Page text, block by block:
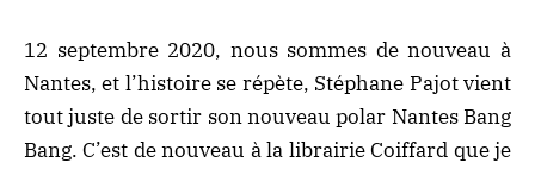
12 septembre 2020, nous sommes de nouveau à
Nantes, et l’histoire se répète, Stéphane Pajot vient
tout juste de sortir son nouveau polar Nantes Bang
Bang. C’est de nouveau à la librairie Coiffard que je